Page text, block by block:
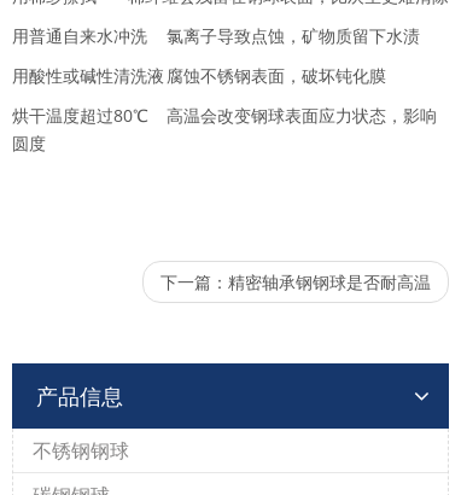
用普通自来水冲洗
氯离子导致点蚀，矿物质留下水渍
用酸性或碱性清洗液 腐蚀不锈钢表面，破坏钝化膜
烘干温度超过80℃
高温会改变钢球表面应力状态，影响
圆度
下一篇： 精密轴承钢钢球是否耐高温
产品信息
不锈钢钢球